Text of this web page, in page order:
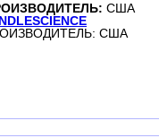
США
США